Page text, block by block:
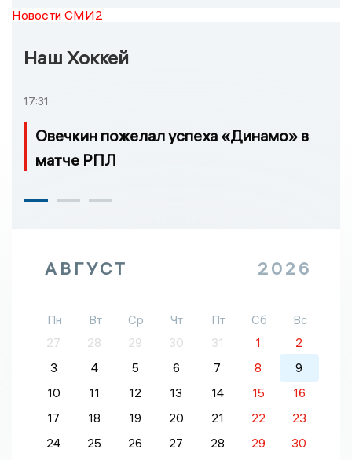
Новости СМИ2
Наш Хоккей
17:31
Овечкин пожелал успеха «Динамо» в
матче РПЛ
АВГУСТ 2026
Пн Вт Ср Чт Пт Сб
Вс
27
28 29 30 31 1
2
3
4 5 6 7 8
9
10
11 12 13 14 15
16
17
18 19 20 21 22
23
24
25 26 27 28 29
30